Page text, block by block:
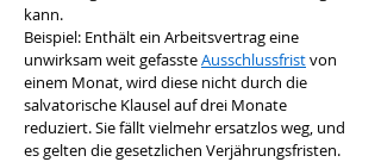
kann.
Beispiel: Enthält ein Arbeitsvertrag eine
unwirksam weit gefasste Ausschlussfrist von
einem Monat, wird diese nicht durch die
salvatorische Klausel auf drei Monate
reduziert. Sie fällt vielmehr ersatzlos weg, und
es gelten die gesetzlichen Verjährungsfristen.